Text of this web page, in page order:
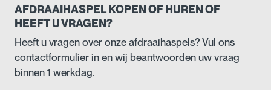
AFDRAAIHASPEL KOPEN OF HUREN OF
HEEFT U VRAGEN?
Heeft u vragen over onze afdraaihaspels? Vul ons
contactformulier in en wij beantwoorden uw vraag
binnen 1 werkdag.